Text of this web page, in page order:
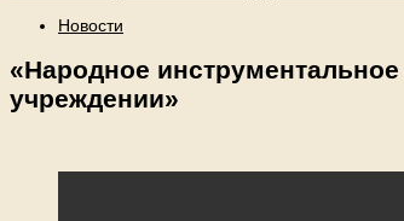
Новости
«Народное
учреждении»